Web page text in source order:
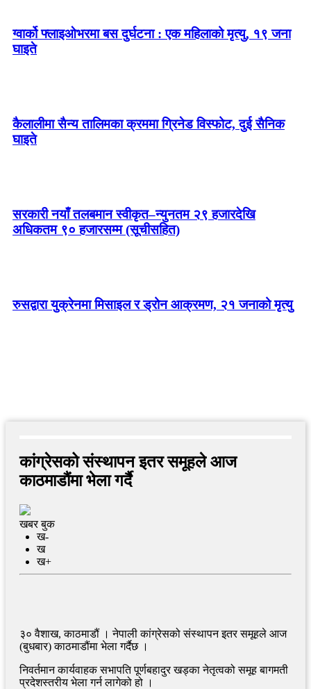
ग्वार्को फ्लाइओभरमा बस दुर्घटना : एक महिलाको मृत्यु, १९ जना
घाइते
कैलालीमा सैन्य तालिमका क्रममा ग्रिनेड विस्फोट, दुई सैनिक
घाइते
सरकारी नयाँ तलबमान स्वीकृत–न्युनतम २९ हजारदेखि
अधिकतम ९० हजारसम्म (सूचीसहित)
रुसद्वारा युक्रेनमा मिसाइल र ड्रोन आक्रमण, २१ जनाको मृत्यु
कांग्रेसको संस्थापन इतर समूहले आज
काठमाडौंमा भेला गर्दै
खबर बुक
ख-
ख
ख+
३० वैशाख, काठमाडौं । नेपाली कांग्रेसको संस्थापन इतर समूहले आज
(बुधबार) काठमाडौंमा भेला गर्दैछ ।
निवर्तमान कार्यवाहक सभापति पूर्णबहादुर खड्का नेतृत्वको समूह बागमती
प्रदेशस्तरीय भेला गर्न लागेको हो ।